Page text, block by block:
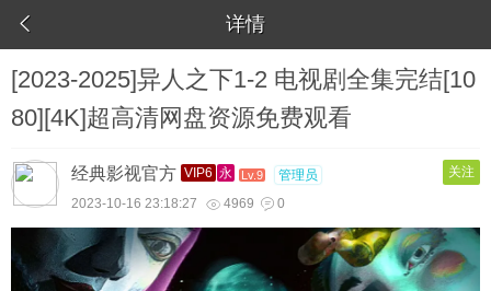
 详情
[2023-2025]异人之下1-2 电视剧全集完结[10
80][4K]超高清网盘资源免费观看
经典影视官方 VIP6 永 Lv.9 管理员 关注
2023-10-16 23:18:27  4969  0